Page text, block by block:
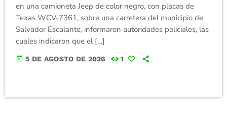
en una camioneta Jeep de color negro, con placas de
Texas WCV-7361, sobre una carretera del municipio de
Salvador Escalante, informaron autoridades policiales, las
cuales indicaron que el […]
today 5 DE AGOSTO DE 2026 1